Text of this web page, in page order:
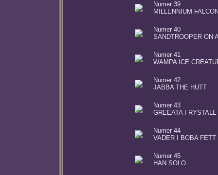
Numer 39
MILLENNIUM
Numer 40
SANDTROOPER ON
Numer 41
WAMPA ICE
Numer 42
JABBA THE HUTT
Numer 43
GREEATA I RYSTALL
Numer 44
VADER I BOBA FETT
Numer 45
HAN SOLO